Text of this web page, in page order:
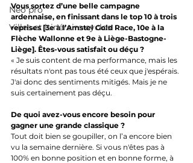
Neo pro
Villes et itinéraire cyclos
Vous sortez d’une belle campagne
ardennaise, en finissant dans le top 10 à trois
reprises [3e à l’Amstel Gold Race, 10e à la
Flèche Wallonne et 9e à Liège-Bastogne-
Liège]. Êtes-vous satisfait ou déçu ?
« Je suis content de ma performance, mais les
résultats n'ont pas tous été ceux que j'espérais.
J'ai donc des sentiments mitigés. Mais je ne
suis certainement pas déçu.
De quoi avez-vous encore besoin pour
gagner une grande classique ?
Tout doit bien se goupiller, on l’a encore bien
vu la semaine dernière. Si vous n'êtes pas à
100% en bonne position et en bonne forme, à